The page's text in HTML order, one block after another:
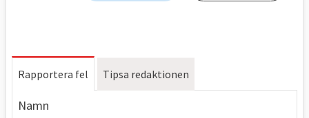
Rapportera fel Tipsa redaktionen
Namn